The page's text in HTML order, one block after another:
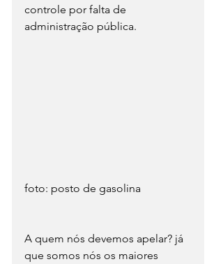
controle por falta de
administração pública.
foto: posto de gasolina
A quem nós devemos apelar? já
que somos nós os maiores